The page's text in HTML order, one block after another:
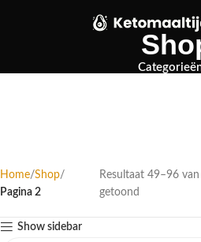
Home Shop
Pagina 2
Resultaat 49–96
getoond
Show sidebar